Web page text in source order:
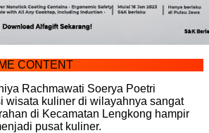
CONTENT
Rachmawati Soerya Poetri
wisata kuliner di wilayahnya sangat
di Kecamatan Lengkong hampir
pusat kuliner.